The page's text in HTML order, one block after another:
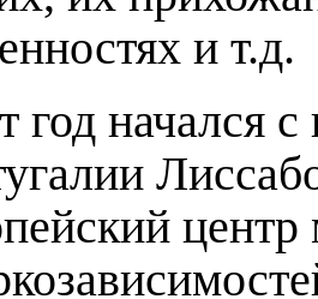
и т.д.
год начался
центр